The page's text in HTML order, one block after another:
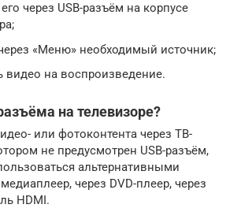
через USB-разъём на корпусе
«Меню» необходимый источник;
видео на воспроизведение.
на телевизоре?
или фотоконтента через ТВ-
не предусмотрен USB-разъём,
альтернативными
через DVD-плеер, через
HDMI.